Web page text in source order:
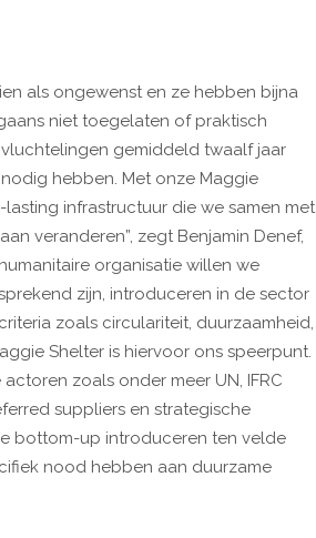
als ongewenst en ze hebben bijna
niet toegelaten of praktisch
gemiddeld twaalf jaar
hebben. Met onze Maggie
infrastructuur die we samen met
veranderen”, zegt Benjamin Denef,
organisatie willen we
zijn, introduceren in de sector
zoals circulariteit, duurzaamheid,
Shelter is hiervoor ons speerpunt.
zoals onder meer UN, IFRC
suppliers en strategische
bottom-up introduceren ten velde
nood hebben aan duurzame